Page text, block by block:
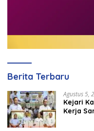
Berita Terbaru
Agustus 5,
Kejari
Kerja